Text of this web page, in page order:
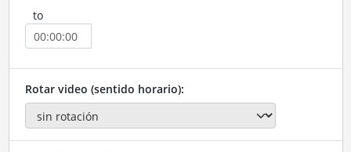
to
Rotar video (sentido horario):